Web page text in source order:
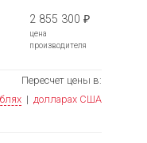
2 855 300₽
цена
производителя
Пересчет цены в:
| долларах США